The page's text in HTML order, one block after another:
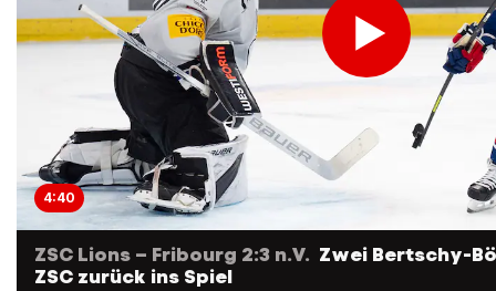
4:40
ZSC Lions – Fribourg 2:3 n.V. Zwei Bertschy-
ZSC zurück ins Spiel